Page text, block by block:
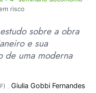
risco
sobre a obra
e sua
de uma moderna
; Giulia Gobbi Fernandes